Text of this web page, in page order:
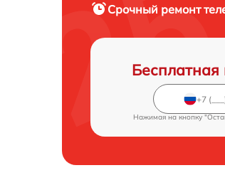
Срочный ремонт
Бесплатная
Нажимая на кнопку